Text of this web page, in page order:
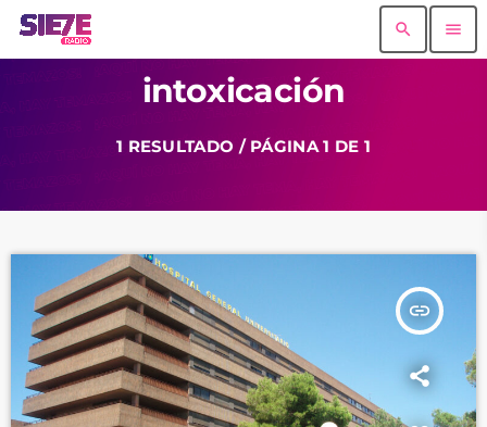
search menu
intoxicación
1 RESULTADO / PÁGINA 1 DE 1
insert_link